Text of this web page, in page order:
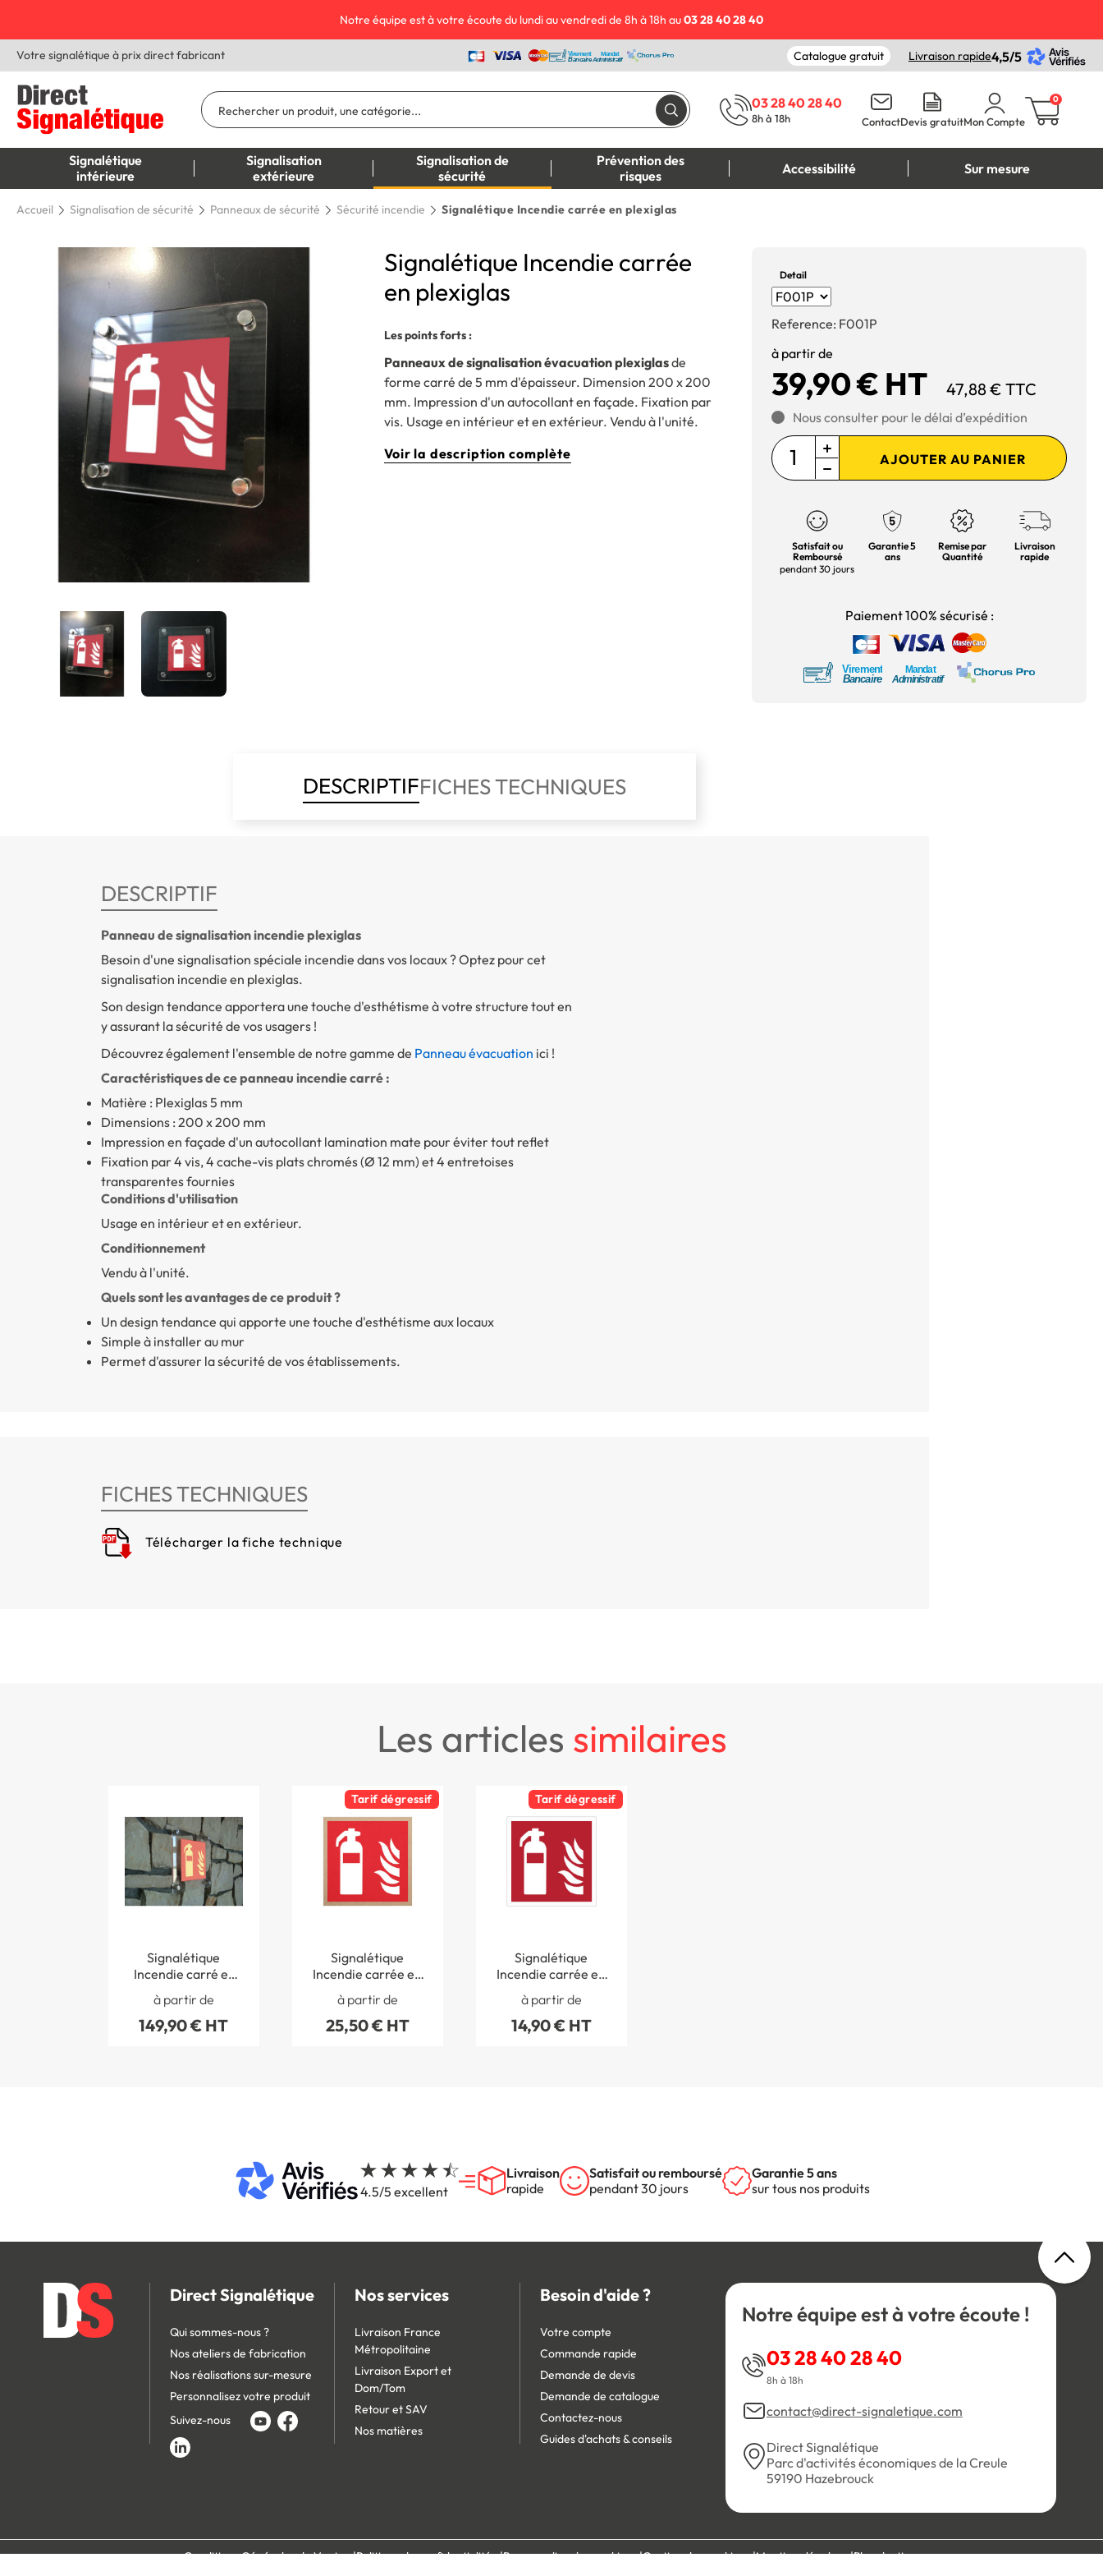
Notre équipe est à votre écoute du lundi au vendredi de 8h à 18h au03 28 40 28 40
Votre signalétique à prix direct fabricant Catalogue gratuit Livraison rapide4,5/5
03 28 40 28 40
8h à 18h ContactDevis gratuitMon Compte
0
Signalétique
intérieure
Signalisation
extérieure
Signalisation de
sécurité
Prévention des
risques
Accessibilité Sur mesure
Accueil Signalisation de sécurité Panneaux de sécurité Sécurité incendie Signalétique Incendie carrée en plexiglas
Signalétique Incendie carrée
en plexiglas
Les points forts :
Panneaux de signalisation évacuation plexiglasde
forme carré de 5 mm d'épaisseur. Dimension 200 x 200
mm. Impression d'un autocollant en façade. Fixation par
vis. Usage en intérieur et en extérieur. Vendu à l'unité.
Voir la description complète
Detail
Reference: F001P
à partir de
39,90 € HT 47,88 € TTC
Nous consulter pour le délai d’expédition
AJOUTER AU PANIER
Satisfait ou
Remboursé
pendant 30 jours
Garantie 5
ans
Remise par
Quantité
Livraison
rapide
Paiement 100% sécurisé :
DESCRIPTIFFICHES TECHNIQUES
DESCRIPTIF
Panneau de signalisation incendie plexiglas
Besoin d'une signalisation spéciale incendie dans vos locaux ? Optez pour cet
signalisation incendie en plexiglas.
Son design tendance apportera une touche d'esthétisme à votre structure tout en
y assurant la sécurité de vos usagers !
Découvrez également l'ensemble de notre gamme de Panneau évacuation ici !
Caractéristiques de ce panneau incendie carré :
Matière : Plexiglas 5 mm
Dimensions : 200 x 200 mm
Impression en façade d'un autocollant lamination mate pour éviter tout reflet
Fixation par 4 vis, 4 cache-vis plats chromés (Ø 12 mm) et 4 entretoises
transparentes fournies
Conditions d'utilisation
Usage en intérieur et en extérieur.
Conditionnement
Vendu à l'unité.
Quels sont les avantages de ce produit ?
Un design tendance qui apporte une touche d'esthétisme aux locaux
Simple à installer au mur
Permet d'assurer la sécurité de vos établissements.
FICHES TECHNIQUES
Télécharger la fiche technique
les articles similaires
Signalétique
Incendie carré et
photoluminescent
en plexiglas
à partir de
149,90 € HT
Tarif dégressif
Signalétique
Incendie carrée en
bois medium
à partir de
25,50 € HT
Tarif dégressif
Signalétique
Incendie carrée en
carton deluxe
à partir de
14,90 € HT
4.5/5 excellent
Livraison
rapide
Satisfait ou remboursé
pendant 30 jours
Garantie 5 ans
sur tous nos produits
Direct Signalétique
Qui sommes-nous ?
Nos ateliers de fabrication
Nos réalisations sur-mesure
Personnalisez votre produit
Suivez-nous
Nos services
Livraison France
Métropolitaine
Livraison Export et
Dom/Tom
Retour et SAV
Nos matières
Besoin d'aide ?
Votre compte
Commande rapide
Demande de devis
Demande de catalogue
Contactez-nous
Guides d'achats & conseils
Notre équipe est à votre écoute !
03 28 40 28 40
8h à 18h
contact@direct-signaletique.com
Direct Signalétique
Parc d'activités économiques de la Creule
59190 Hazebrouck
Conditions Générales de Vente Politique de confidentialité Personnaliser les cookies Gestion des cookies Mentions légales Plan du site